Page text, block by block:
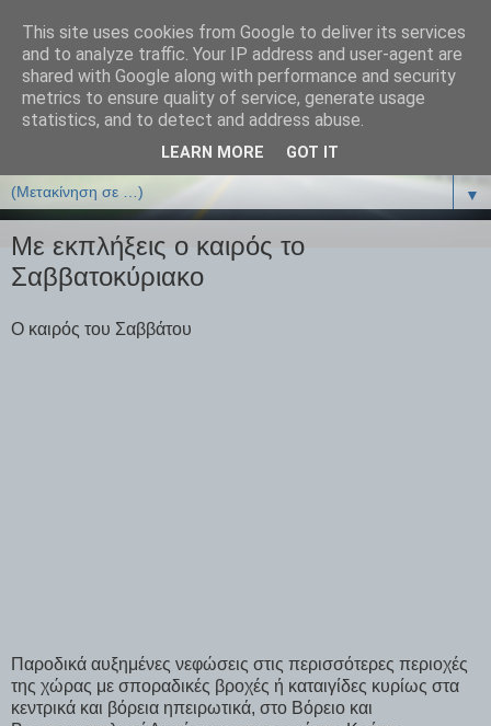
ΒΙΟΛΟΓΙΑonline.gr
Online Μαθήματα Βιολογίας
▼
Με εκπλήξεις ο καιρός το
Σαββατοκύριακο
Ο καιρός του Σαββάτου
Παροδικά αυξημένες νεφώσεις στις περισσότερες περιοχές
της χώρας με σποραδικές βροχές ή καταιγίδες κυρίως στα
κεντρικά και βόρεια ηπειρωτικά, στο Βόρειο και
This site uses cookies from Google to deliver its services
and to analyze traffic. Your IP address and user-agent are
shared with Google along with performance and security
metrics to ensure quality of service, generate usage
statistics, and to detect and address abuse.
LEARN MORE GOT IT